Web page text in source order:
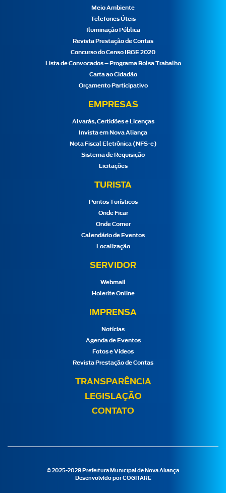
Meio Ambiente
Telefones Úteis
Iluminação Pública
Revista Prestação de Contas
Concurso do Censo IBGE 2020
Lista de Convocados – Programa Bolsa Trabalho
Carta ao Cidadão
Orçamento Participativo
EMPRESAS
Alvarás, Certidões e Licenças
Invista em Nova Aliança
Nota Fiscal Eletrônica (NFS-e)
Sistema de Requisição
Licitações
TURISTA
Pontos Turísticos
Onde Ficar
Onde Comer
Calendário de Eventos
Localização
SERVIDOR
Webmail
Holerite Online
IMPRENSA
Notícias
Agenda de Eventos
Fotos e Vídeos
Revista Prestação de Contas
TRANSPARÊNCIA
LEGISLAÇÃO
CONTATO
© 2025-2028 Prefeitura Municipal de Nova Aliança
Desenvolvido por COGITARE